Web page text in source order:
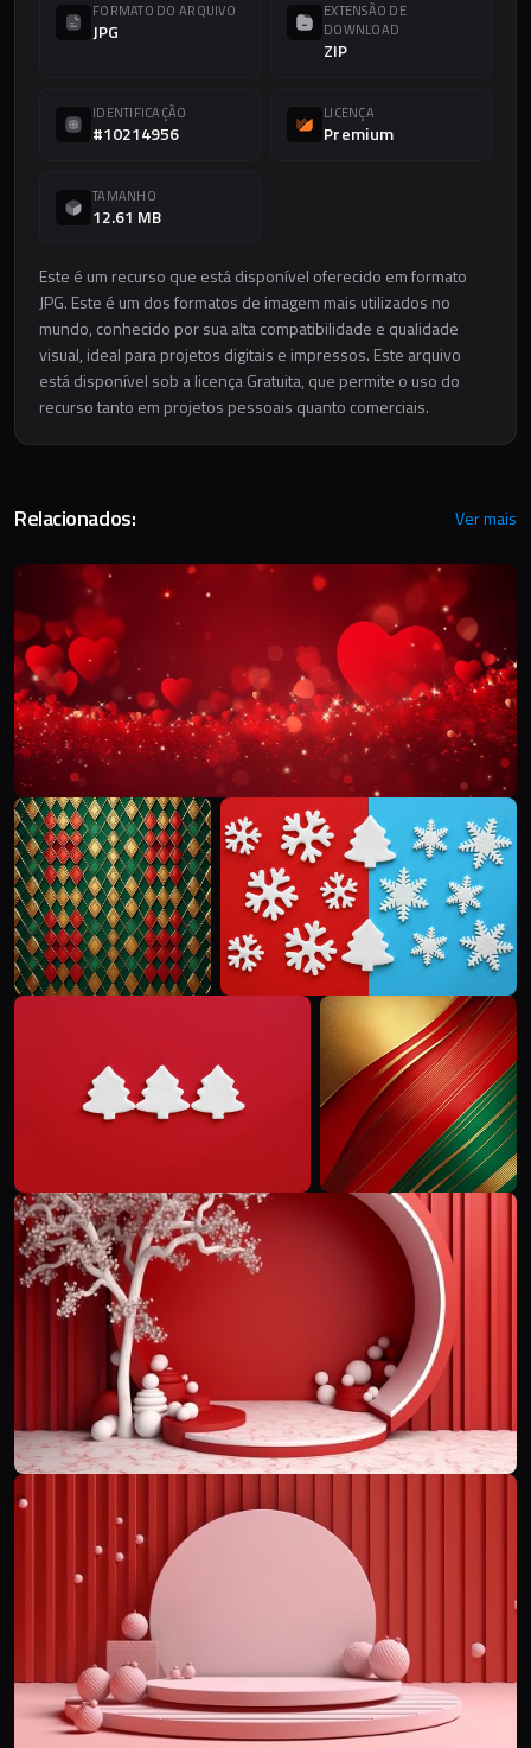
FORMATO DO ARQUIVO
JPG
EXTENSÃO DE
DOWNLOAD
ZIP
IDENTIFICAÇÃO
#10214956
LICENÇA
Premium
TAMANHO
12.61 MB
Este é um recurso que está disponível oferecido em formato
JPG. Este é um dos formatos de imagem mais utilizados no
mundo, conhecido por sua alta compatibilidade e qualidade
visual, ideal para projetos digitais e impressos. Este arquivo
está disponível sob a licença Gratuita, que permite o uso do
recurso tanto em projetos pessoais quanto comerciais.
Relacionados: Ver mais